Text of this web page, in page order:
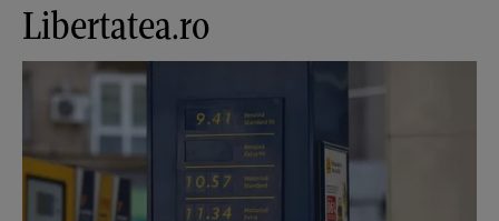
Libertatea.ro